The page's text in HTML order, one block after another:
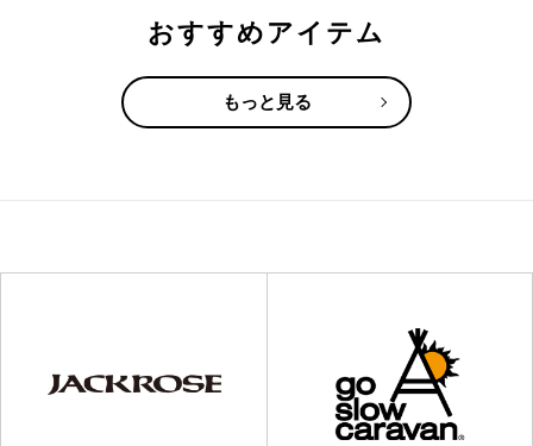
おすすめアイテム
もっと見る